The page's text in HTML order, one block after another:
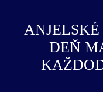
DEŇ